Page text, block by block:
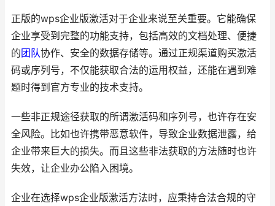
正版的wps企业版激活对于企业来说至关重要。它能确保
企业享受到完整的功能支持，包括高效的文档处理、便捷
的团队协作、安全的数据存储等。通过正规渠道购买激活
码或序列号，不仅能获取合法的运用权益，还能在遇到难
题时得到官方专业的技术支持。
一些非正规途径获取的所谓激活码和序列号，也许存在安
全风险。比如也许携带恶意软件，导致企业数据泄露，给
企业带来巨大的损失。而且这些非法获取的方法随时也许
失效，让企业办公陷入困境。
企业在选择wps企业版激活方法时，应秉持合法合规的守